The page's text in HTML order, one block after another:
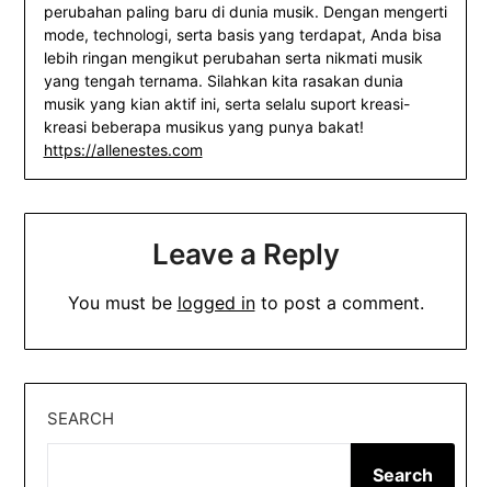
perubahan paling baru di dunia musik. Dengan mengerti
mode, technologi, serta basis yang terdapat, Anda bisa
lebih ringan mengikut perubahan serta nikmati musik
yang tengah ternama. Silahkan kita rasakan dunia
musik yang kian aktif ini, serta selalu suport kreasi-
kreasi beberapa musikus yang punya bakat!
https://allenestes.com
Leave a Reply
You must be logged into post a comment.
SEARCH
Search